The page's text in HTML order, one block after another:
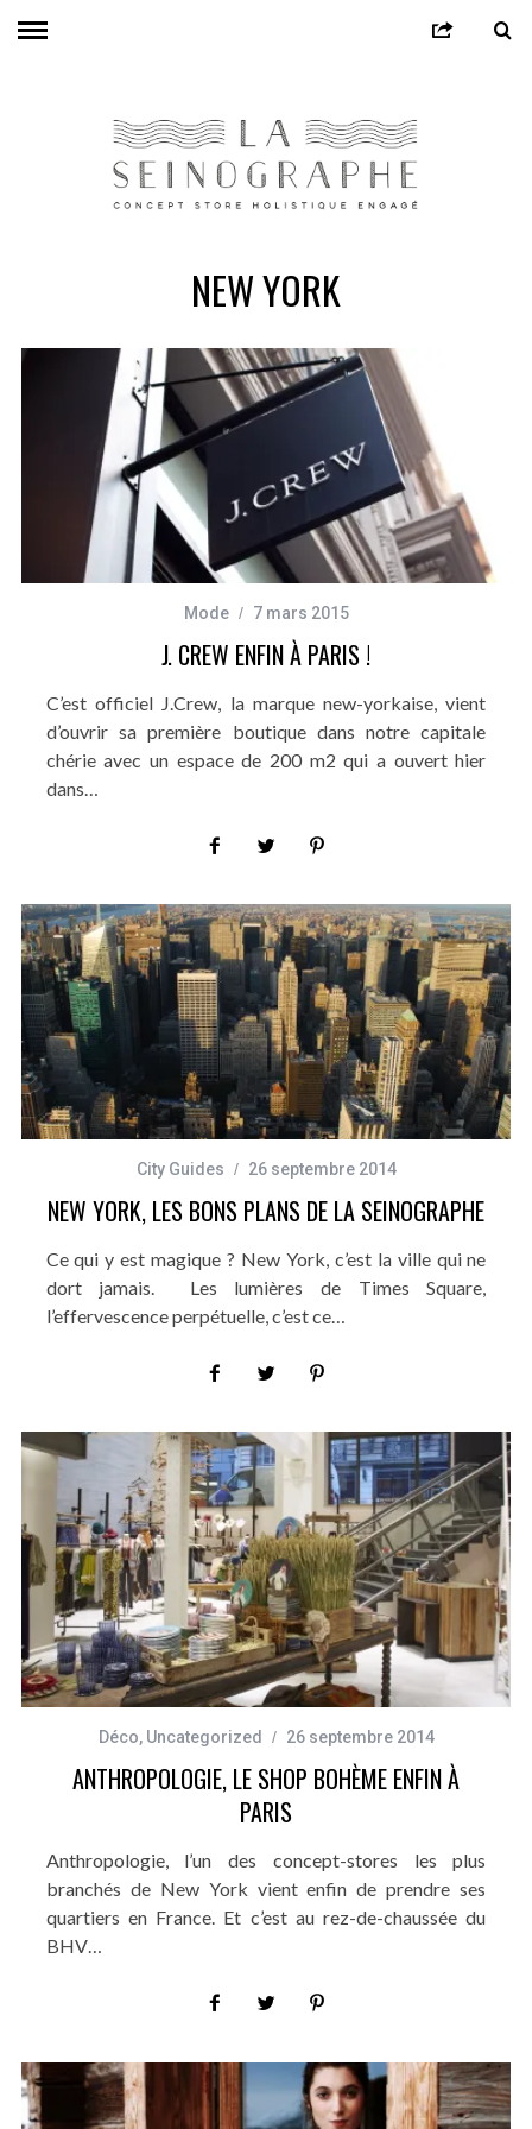
NEW YORK
Mode 7 mars 2015
J. CREW ENFIN À PARIS !
C’est officiel J.Crew, la marque new-yorkaise, vient
d’ouvrir sa première boutique dans notre capitale
chérie avec un espace de 200 m2 qui a ouvert hier
dans…
City Guides 26 septembre 2014
NEW YORK, LES BONS PLANS DE LA SEINOGRAPHE
Ce qui y est magique ? New York, c’est la ville qui ne
dort jamais. Les lumières de Times Square,
l’effervescence perpétuelle, c’est ce…
Déco, Uncategorized 26 septembre 2014
ANTHROPOLOGIE, LE SHOP BOHÈME ENFIN À
PARIS
Anthropologie, l’un des concept-stores les plus
branchés de New York vient enfin de prendre ses
quartiers en France. Et c’est au rez-de-chaussée du
BHV…